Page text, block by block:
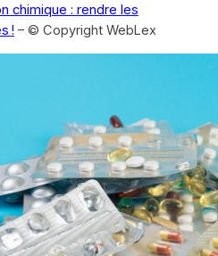
chimique : rendre les
! – © Copyright WebLex